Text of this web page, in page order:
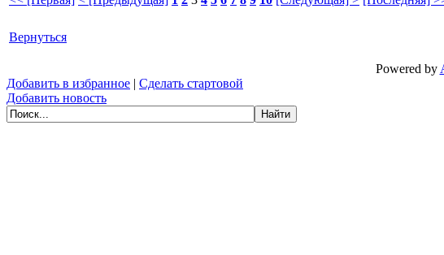
Вернуться
Powered by
Добавить в избранное | Сделать стартовой
Добавить новость